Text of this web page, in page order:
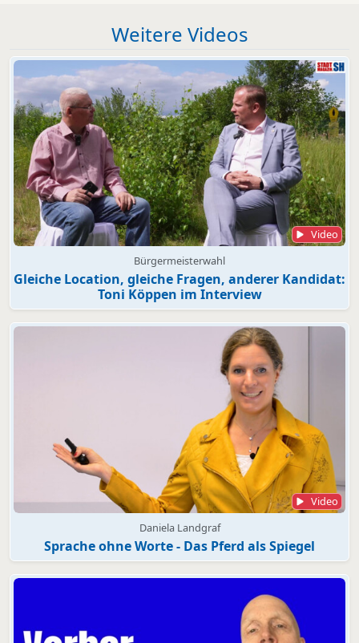
Weitere Videos
Video
Bürgermeisterwahl
Gleiche Location, gleiche Fragen, anderer Kandidat:
Toni Köppen im Interview
Video
Daniela Landgraf
Sprache ohne Worte - Das Pferd als Spiegel